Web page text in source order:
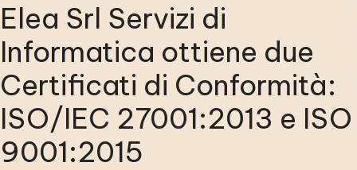
Elea Srl Servizi di
Informatica ottiene due
Certificati di Conformità:
ISO/IEC 27001:2013 e ISO
9001:2015